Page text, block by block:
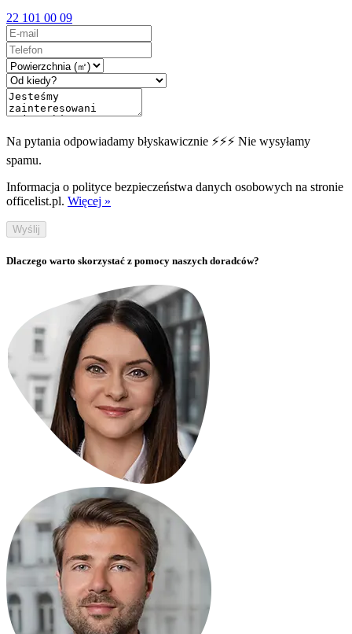
22 101 00 09
Na pytania odpowiadamy błyskawicznie ⚡⚡⚡ Nie wysyłamy
spamu.
Informacja o polityce bezpieczeństwa danych osobowych na stronie
officelist.pl. Więcej »
Wyślij
Dlaczego warto skorzystać z pomocy naszych doradców?